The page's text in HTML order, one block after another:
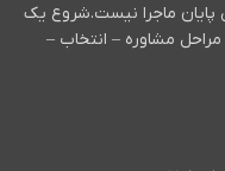
پایان ماجرا نیست.شروع یک
مشاوره – انتخاب –